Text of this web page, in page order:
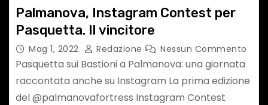
Palmanova, Instagram Contest per
Pasquetta. Il vincitore
Mag 1, 2022 Redazione Nessun Commento
Pasquetta sui Bastioni a Palmanova: una giornata
raccontata anche su Instagram La prima edizione
del @palmanovafortress Instagram Contest